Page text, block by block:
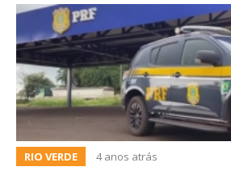
RIO VERDE 4 anos atrás